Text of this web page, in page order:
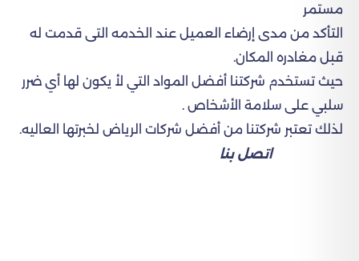
مستمر
التأكد من مدى إرضاء العميل عند الخدمه التى قدمت له
قبل مغادره المكان.
حيث تستخدم شركتنا أفضل المواد التي لأ يكون لها أي ضرر
سلبي على سلامة الأشخاص .
لذلك تعتبر شركتنا من أفضل شركات الرياض لخبرتها العاليه.
اتصل بنا